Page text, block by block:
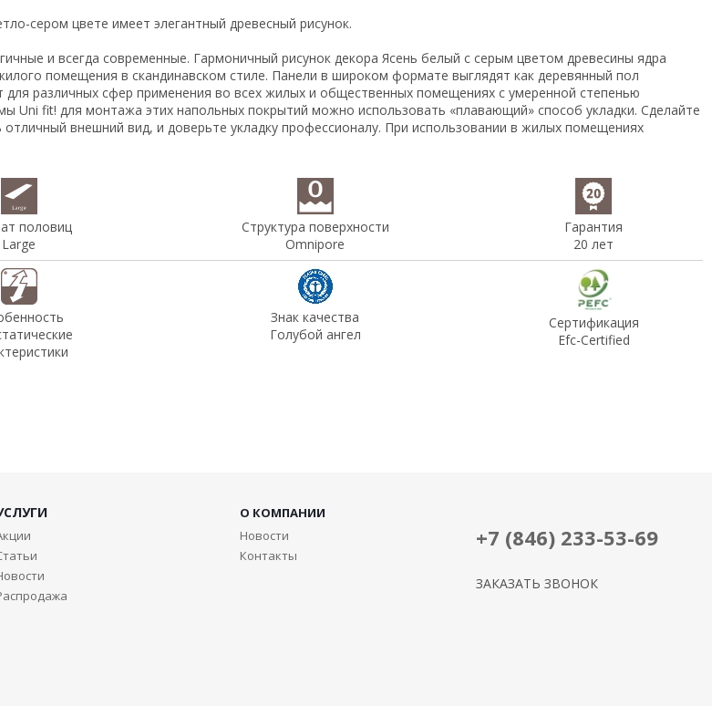
сером цвете имеет элегантный древесный рисунок.
и всегда современные. Гармоничный рисунок декора Ясень белый с серым цветом древесины ядра
помещения в скандинавском стиле. Панели в широком формате выглядят как деревянный пол
различных сфер применения во всех жилых и общественных помещениях с умеренной степенью
Uni fit! для монтажа этих напольных покрытий можно использовать «плавающий» способ укладки. Сделайте
внешний вид, и доверьте укладку профессионалу. При использовании в жилых помещениях
половиц
Large
Структура поверхности
Omnipore
Гарантия
20 лет
Знак качества
Голубой ангел
Сертификация
Efc-Certified
О КОМПАНИИ
Новости
Контакты
+7 (846) 233-53-69
ЗАКАЗАТЬ ЗВОНОК